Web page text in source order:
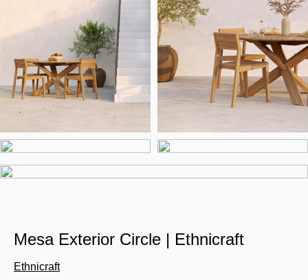
Mesa Exterior Circle | Ethnicraft
Ethnicraft